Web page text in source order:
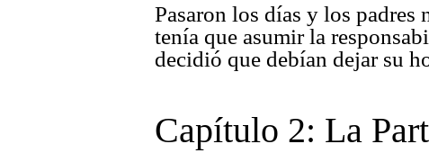
Pasaron los días y los
tenía que asumir la
decidió que debían dejar su
Capítulo 2: La